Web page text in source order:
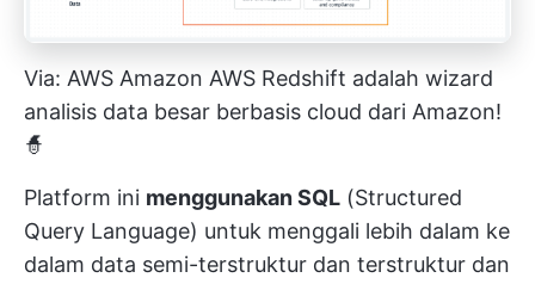
Via: AWS Amazon AWS Redshift adalah wizard
analisis data besar berbasis cloud dari Amazon!
🧙
Platform ini menggunakan SQL (Structured
Query Language) untuk menggali lebih dalam ke
dalam data semi-terstruktur dan terstruktur dan